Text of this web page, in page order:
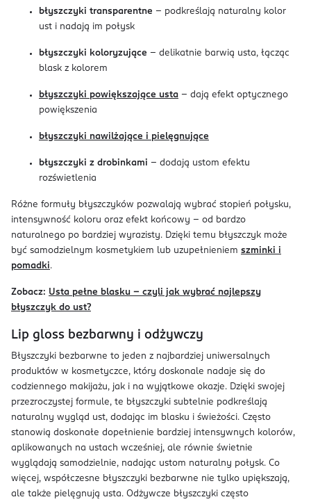
błyszczyki transparentne – podkreślają naturalny kolor
ust i nadają im połysk
błyszczyki koloryzujące – delikatnie barwią usta, łącząc
blask z kolorem
błyszczyki powiększające usta – dają efekt optycznego
powiększenia
błyszczyki nawilżające i pielęgnujące
błyszczyki z drobinkami – dodają ustom efektu
rozświetlenia
Różne formuły błyszczyków pozwalają wybrać stopień połysku,
intensywność koloru oraz efekt końcowy – od bardzo
naturalnego po bardziej wyrazisty. Dzięki temu błyszczyk może
być samodzielnym kosmetykiem lub uzupełnieniem szminki i
pomadki.
Zobacz: Usta pełne blasku – czyli jak wybrać najlepszy
błyszczyk do ust?
Lip gloss bezbarwny i odżywczy
Błyszczyki bezbarwne to jeden z najbardziej uniwersalnych
produktów w kosmetyczce, który doskonale nadaje się do
codziennego makijażu, jak i na wyjątkowe okazje. Dzięki swojej
przezroczystej formule, te błyszczyki subtelnie podkreślają
naturalny wygląd ust, dodając im blasku i świeżości. Często
stanowią doskonałe dopełnienie bardziej intensywnych kolorów,
aplikowanych na ustach wcześniej, ale równie świetnie
wyglądają samodzielnie, nadając ustom naturalny połysk. Co
więcej, współczesne błyszczyki bezbarwne nie tylko upiększają,
ale także pielęgnują usta. Odżywcze błyszczyki często